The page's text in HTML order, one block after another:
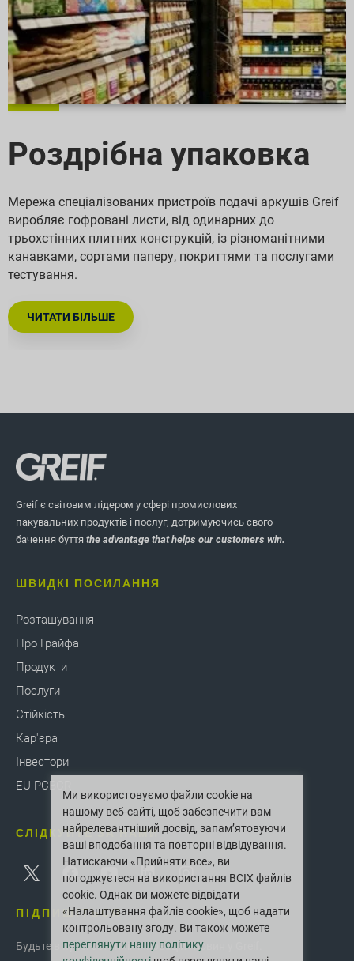
Роздрібна упаковка
Мережа спеціалізованих пристроїв подачі аркушів Greif
виробляє гофровані листи, від одинарних до
трьохстінних плитних конструкцій, із різноманітними
канавками, сортами паперу, покриттями та послугами
тестування.
ЧИТАТИ БІЛЬШЕ
Greif є світовим лідером у сфері промислових
пакувальних продуктів і послуг, дотримуючись свого
бачення буття the advantage that helps our customers win.
ШВИДКІ ПОСИЛАННЯ
Розташування
Про Грайфа
Продукти
Послуги
Стійкість
Кар'єра
Інвестори
EU PCBCR
СЛІДКУЙТЕ ЗА НАМИ
ПІДПИШІТЬСЯ
Будьте в курсі останніх інновацій і новин у Greif.
Ми використовуємо файли cookie на
нашому веб-сайті, щоб забезпечити вам
найрелевантніший досвід, запам’ятовуючи
ваші вподобання та повторні відвідування.
Натискаючи «Прийняти все», ви
погоджуєтеся на використання ВСІХ файлів
cookie. Однак ви можете відвідати
«Налаштування файлів cookie», щоб надати
контрольовану згоду. Ви також можете
переглянути нашу політику